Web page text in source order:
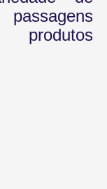
produtos